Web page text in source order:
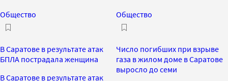
Общество
В Саратове в результате атак
БПЛА пострадала женщина
В Саратове в результате атак
Общество
Число погибших при взрыве
газа в жилом доме в Саратове
выросло до семи